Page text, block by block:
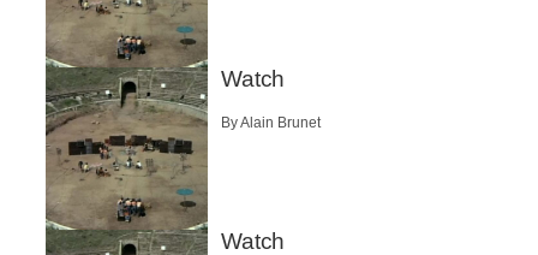
Watch
By Alain Brunet
Watch